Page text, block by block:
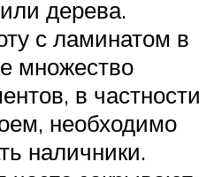
дерева.
с ламинатом в
множество
в частности
необходимо
наличники.